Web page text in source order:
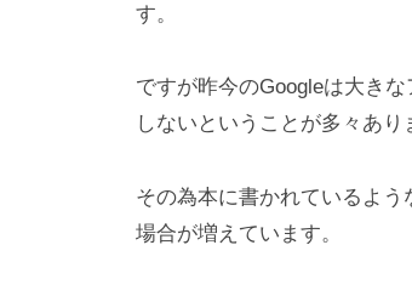
す。
ですが昨今のGoogleは大き
しないということが多々あり
その為本に書かれているよ
場合が増えています。